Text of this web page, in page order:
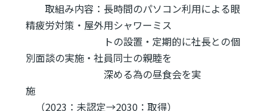
取組み内容：長時間のパソコン利用による眼
精疲労対策・屋外用シャワーミス
トの設置・定期的に社長との個
別面談の実施・社員同士の親睦を
深める為の昼食会を実
施
（2023：未認定→2030：取得）